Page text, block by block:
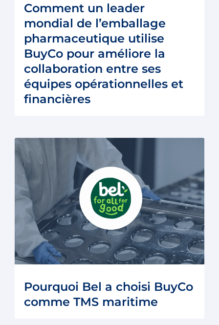
Comment un leader
mondial de l’emballage
pharmaceutique utilise
BuyCo pour améliore la
collaboration entre ses
équipes opérationnelles et
financières
Pourquoi Bel a choisi BuyCo
comme TMS maritime